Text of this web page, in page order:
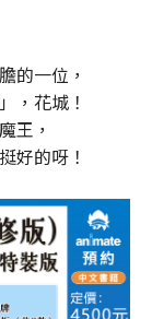
的一位，
，花城！
王，
好的呀！